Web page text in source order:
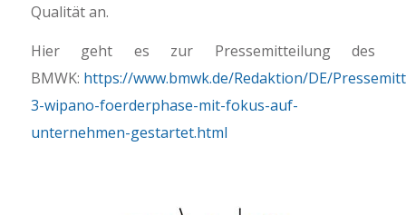
Qualität an.
Hier geht es zur Pressemitteilung des
BMWK: https://www.bmwk.de/Redaktion/DE/
3-wipano-foerderphase-mit-fokus-auf-
unternehmen-gestartet.html